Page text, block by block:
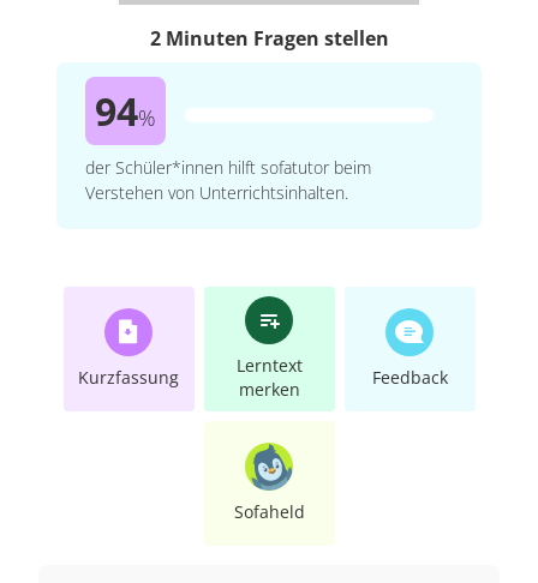
2 Minuten Fragen stellen
94%
der Schüler*innen hilft sofatutor beim
Verstehen von Unterrichtsinhalten.
Kurzfassung
Lerntext
merken
Feedback
Sofaheld